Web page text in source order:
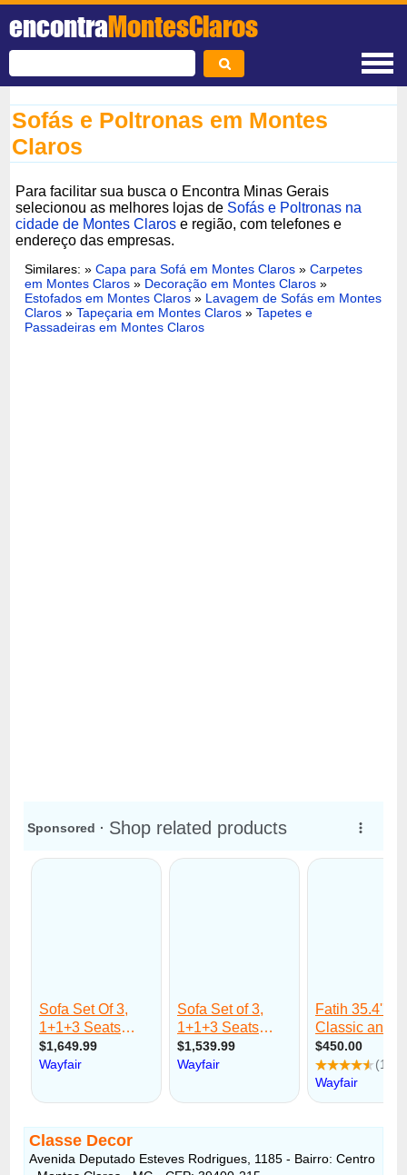
encontraMontesClaros
Sofás e Poltronas em Montes
Claros
Para facilitar sua busca o Encontra Minas Gerais
selecionou as melhores lojas de Sofás e Poltronas na
cidade de Montes Claros e região, com telefones e
endereço das empresas.
Similares: »Capa para Sofá em Montes Claros »Carpetes
em Montes Claros » Decoração em Montes Claros »
Estofados em Montes Claros » Lavagem de Sofás em Montes
Claros »Tapeçaria em Montes Claros »Tapetes e
Passadeiras em Montes Claros
Classe Decor
Avenida Deputado Esteves Rodrigues, 1185 - Bairro: Centro